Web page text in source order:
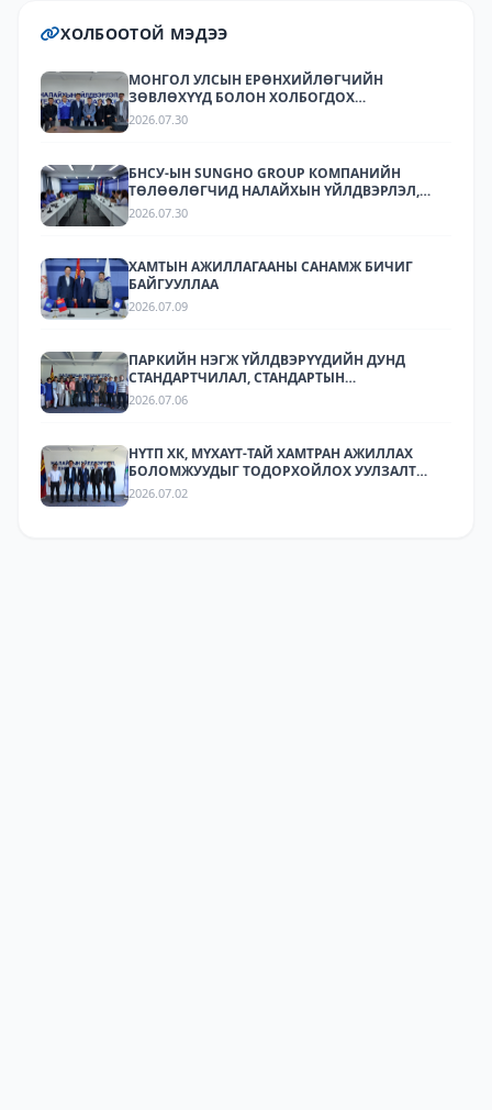
ХОЛБООТОЙ МЭДЭЭ
МОНГОЛ УЛСЫН ЕРӨНХИЙЛӨГЧИЙН
ЗӨВЛӨХҮҮД БОЛОН ХОЛБОГДОХ
БАЙГУУЛЛАГУУДЫН ТӨЛӨӨЛӨЛ НАЛАЙХЫН
2026.07.30
БНСУ-ЫН SUNGHO GROUP КОМПАНИЙН
ТӨЛӨӨЛӨГЧИД НАЛАЙХЫН ҮЙЛДВЭРЛЭЛ,
ТЕХНОЛОГИЙН ПАРКТ АЖИЛЛАЛАА.
2026.07.30
ХАМТЫН АЖИЛЛАГААНЫ САНАМЖ БИЧИГ
БАЙГУУЛЛАА
2026.07.09
ПАРКИЙН НЭГЖ ҮЙЛДВЭРҮҮДИЙН ДУНД
СТАНДАРТЧИЛАЛ, СТАНДАРТЫН
ХЭРЭГЖИЛТИЙН ТАЛААР СУРГАЛТ,
2026.07.06
НҮТП ХК, МҮХАҮТ-ТАЙ ХАМТРАН АЖИЛЛАХ
БОЛОМЖУУДЫГ ТОДОРХОЙЛОХ УУЛЗАЛТ
ЗОХИОН БАЙГУУЛАГДЛАА.
2026.07.02